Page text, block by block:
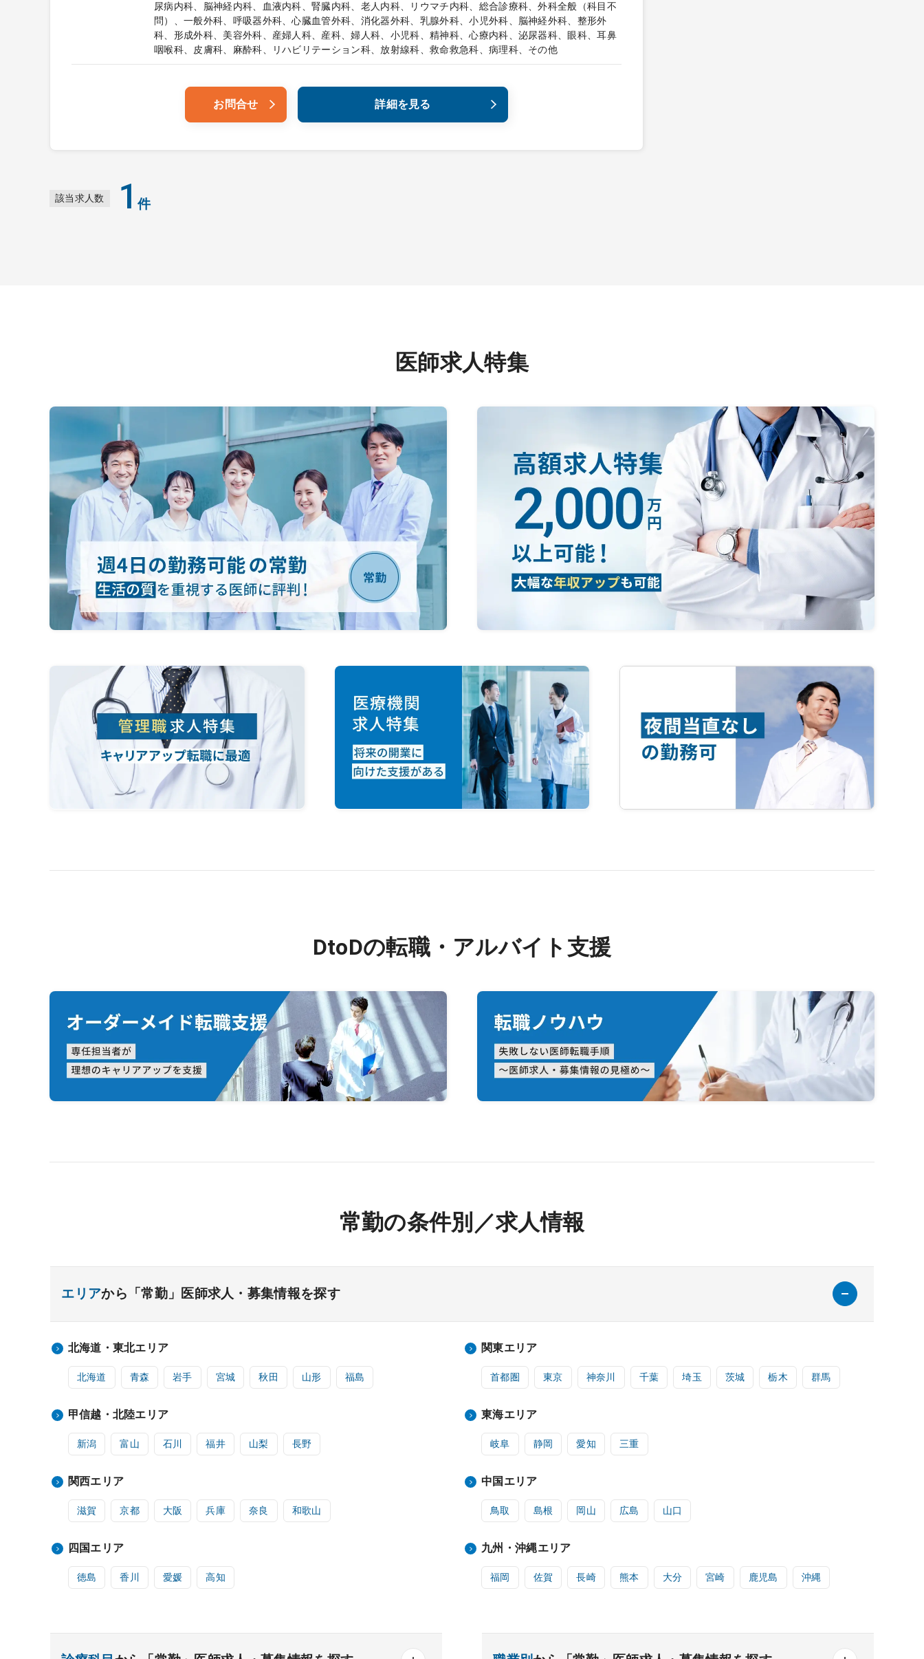
尿病内科、脳神経内科、血液内科、腎臓内科、老人内科、リウマチ内科、総合診療科、外科全般（科目不
問）、一般外科、呼吸器外科、心臓血管外科、消化器外科、乳腺外科、小児外科、脳神経外科、整形外
科、形成外科、美容外科、産婦人科、産科、婦人科、小児科、精神科、心療内科、泌尿器科、眼科、耳鼻
咽喉科、皮膚科、麻酔科、リハビリテーション科、放射線科、救命救急科、病理科、その他
お問合せ 詳細を見る
該当求人数 1 件
医師求人特集
DtoDの転職・アルバイト支援
常勤の条件別／求人情報
エリアから「常勤」医師求人・募集情報を探す
北海道・東北エリア
北海道 青森 岩手 宮城 秋田 山形 福島
関東エリア
首都圏 東京 神奈川 千葉 埼玉 茨城 栃木 群馬
甲信越・北陸エリア
新潟 富山 石川 福井 山梨 長野
東海エリア
岐阜 静岡 愛知 三重
関西エリア
滋賀 京都 大阪 兵庫 奈良 和歌山
中国エリア
鳥取 島根 岡山 広島 山口
四国エリア
徳島 香川 愛媛 高知
九州・沖縄エリア
福岡 佐賀 長崎 熊本 大分 宮崎 鹿児島 沖縄